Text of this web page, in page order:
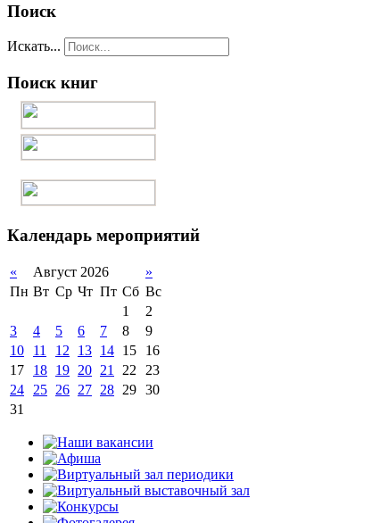
Поиск
Искать...
Поиск книг
Календарь мероприятий
« Август 2026
»
Пн Вт Ср Чт Пт Сб Вс
1
2
3
4 5 6 7 8
9
10
11 12 13 14 15
16
17
18 19 20 21 22
23
24
25 26 27 28 29 30
31